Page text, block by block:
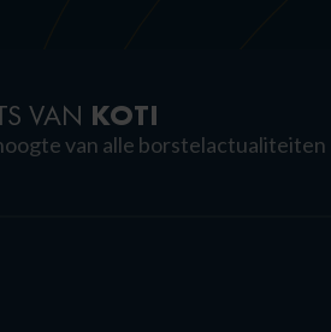
VAN KOTI
van alle borstelactualiteiten